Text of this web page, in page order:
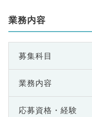
業務内容
募集科目
業務内容
応募資格・ 経験